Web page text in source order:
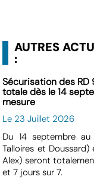
AUTRES
:
Sécurisation des RD
totale dès le 14
mesure
Le 23 Juillet 2026
Du 14 septembre
Talloires et
Alex) seront
et 7 jours sur 7.